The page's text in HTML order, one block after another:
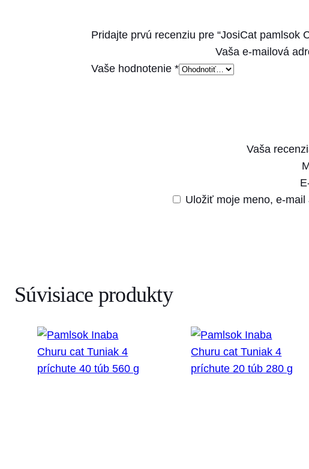
Pridajte prvú recenziu pre “JosiCat pamlsok
Vaša e-mailová
Vaše hodnotenie *
Vaša
Uložiť moje meno, e-
Súvisiace produkty